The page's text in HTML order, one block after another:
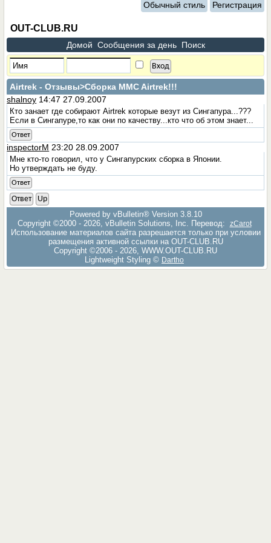
Обычный стиль Регистрация
OUT-CLUB.RU
Домой Сообщения за день Поиск
Airtrek - Отзывы>Сборка MMC Airtrek!!!
shalnoy 14:47 27.09.2007
Кто занает где собирают Airtrek которые везут из Сингапура...???
Если в Сингапуре,то как они по качеству...кто что об этом знает...
Ответ
inspectorM 23:20 28.09.2007
Мне кто-то говорил, что у Сингапурских сборка в Японии.
Но утверждать не буду.
Ответ
Ответ
Up
Powered by vBulletin® Version 3.8.10
Copyright ©2000 - 2026, vBulletin Solutions, Inc. Перевод:
zCarot
Использование материалов сайта разрешается только при условии
размещения активной ссылки на OUT-CLUB.RU
Copyright ©2006 - 2026, WWW.OUT-CLUB.RU
Lightweight Styling © Dartho